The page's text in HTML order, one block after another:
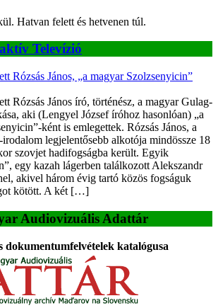
Hatvan felett és hetvenen túl.
Televízió
Rózsás János, „a magyar Szolzsenyicin”
Rózsás János író, történész, a magyar Gulag-
aki (Lengyel József íróhoz hasonlóan) „a
ként is emlegettek. Rózsás János, a
legjelentősebb alkotója mindössze 18
szovjet hadifogságba került. Egyik
egy kazah lágerben találkozott Alekszandr
akivel három évig tartó közös fogságuk
kötött. A két […]
Audiovizuális Adattár
katalógusa